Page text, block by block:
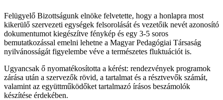
Felügyelő Bizottságunk elnöke felvetette, hogy a honlapra most
kikerülő szervezeti egységek felsorolását és vezetőik nevét azonosító
dokumentumot kiegészítve fénykép és egy 3-5 soros
bemutatkozással emelni lehetne a Magyar Pedagógiai Társaság
nyilvánosságát figyelembe véve a természetes fluktuációt is.
Ugyancsak ő nyomatékosította a kérést: rendezvények programok
zárása után a szervezők rövid, a tartalmat és a résztvevők számát,
valamint az együttműködőket tartalmazó írásos beszámolók
készítése érdekében.